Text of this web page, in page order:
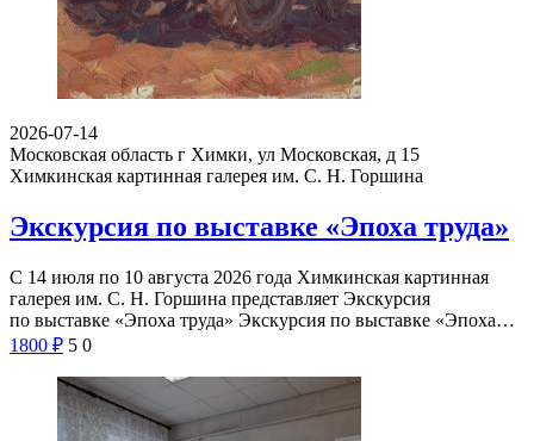
2026-07-14
Московская область г Химки, ул Московская, д 15
Химкинская картинная галерея им. С. Н. Горшина
Экскурсия по выставке «Эпоха труда»
С 14 июля по 10 августа 2026 года Химкинская картинная
галерея им. С. Н. Горшина представляет Экскурсия
по выставке «Эпоха труда» Экскурсия по выставке «Эпоха…
1800 ₽ 5 0